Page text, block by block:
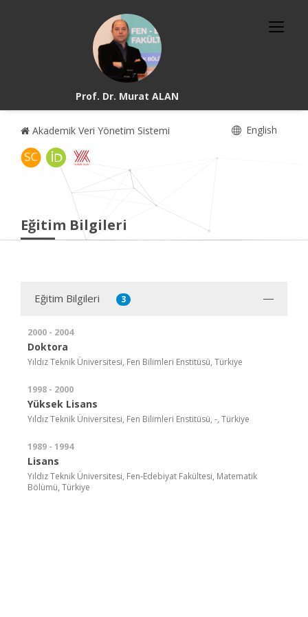
Prof. Dr. Murat ALAN
Akademik Veri Yönetim Sistemi English
Eğitim Bilgileri
Eğitim Bilgileri 3
2000 - 2004
Doktora
Yıldız Teknik Üniversitesi, Fen Bilimleri Enstitüsü, Türkiye
1998 - 2000
Yüksek Lisans
Yıldız Teknik Üniversitesi, Fen Bilimleri Enstitüsü, -, Türkiye
1989 - 1994
Lisans
Yıldız Teknik Üniversitesi, Fen-Edebiyat Fakültesi, Matematik
Bölümü, Türkiye